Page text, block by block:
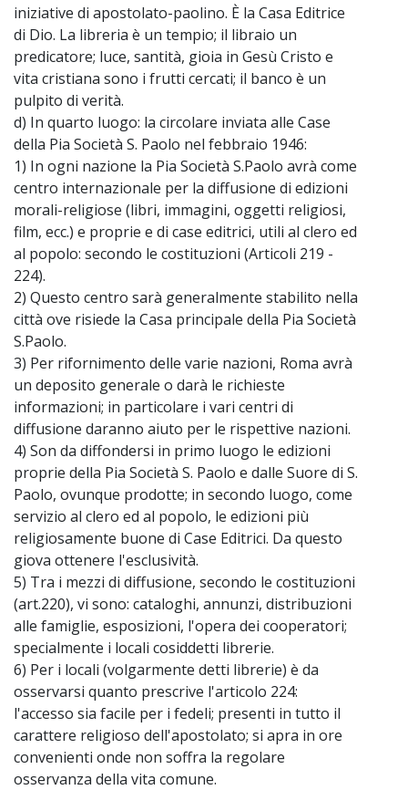
iniziative di apostolato-paolino. È la Casa Editrice
di Dio. La libreria è un tempio; il libraio un
predicatore; luce, santità, gioia in Gesù Cristo e
vita cristiana sono i frutti cercati; il banco è un
pulpito di verità.
d) In quarto luogo: la circolare inviata alle Case
della Pia Società S. Paolo nel febbraio 1946:
1) In ogni nazione la Pia Società S.Paolo avrà come
centro internazionale per la diffusione di edizioni
morali-religiose (libri, immagini, oggetti religiosi,
film, ecc.) e proprie e di case editrici, utili al clero ed
al popolo: secondo le costituzioni (Articoli 219 -
224).
2) Questo centro sarà generalmente stabilito nella
città ove risiede la Casa principale della Pia Società
S.Paolo.
3) Per rifornimento delle varie nazioni, Roma avrà
un deposito generale o darà le richieste
informazioni; in particolare i vari centri di
diffusione daranno aiuto per le rispettive nazioni.
4) Son da diffondersi in primo luogo le edizioni
proprie della Pia Società S. Paolo e dalle Suore di S.
Paolo, ovunque prodotte; in secondo luogo, come
servizio al clero ed al popolo, le edizioni più
religiosamente buone di Case Editrici. Da questo
giova ottenere l'esclusività.
5) Tra i mezzi di diffusione, secondo le costituzioni
(art.220), vi sono: cataloghi, annunzi, distribuzioni
alle famiglie, esposizioni, l'opera dei cooperatori;
specialmente i locali cosiddetti librerie.
6) Per i locali (volgarmente detti librerie) è da
osservarsi quanto prescrive l'articolo 224:
l'accesso sia facile per i fedeli; presenti in tutto il
carattere religioso dell'apostolato; si apra in ore
convenienti onde non soffra la regolare
osservanza della vita comune.